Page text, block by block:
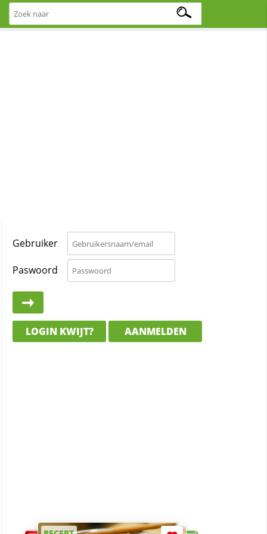
Gebruiker
Paswoord
LOGIN KWIJT? AANMELDEN